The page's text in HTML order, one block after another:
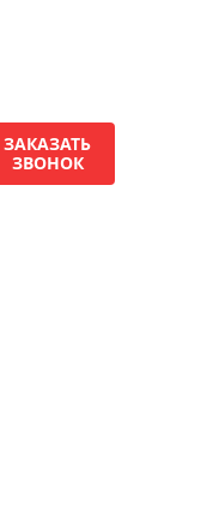
ЗАКАЗАТЬ
ЗВОНОК